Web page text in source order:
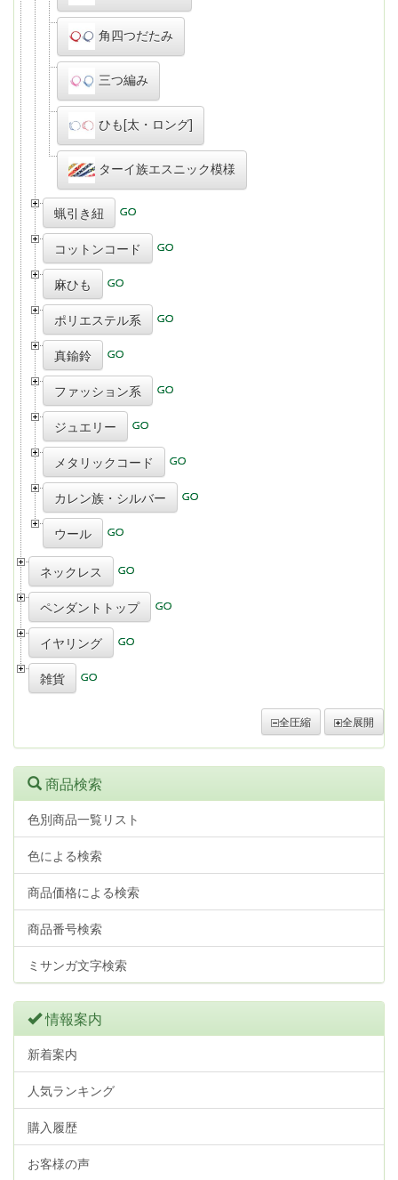
角四つだたみ
三つ編み
ひも[太・ロング]
ターイ族エスニック模様
蝋引き紐
コットンコード
麻ひも
ポリエステル系
真鍮鈴
ファッション系
ジュエリー
メタリックコード
カレン族・シルバー
ウール
ネックレス
ペンダントトップ
イヤリング
雑貨
全圧縮 全展開
商品検索
色別商品一覧リスト
色による検索
商品価格による検索
商品番号検索
ミサンガ文字検索
情報案内
新着案内
人気ランキング
購入履歴
お客様の声